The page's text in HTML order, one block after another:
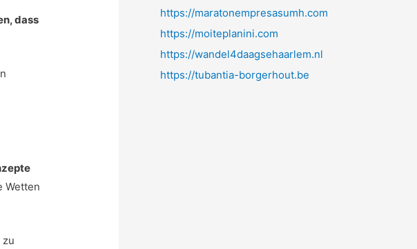
dass
Wetten
zu
https://maratonempresasumh.com
https://moiteplanini.com
https://wandel4daagsehaarlem.nl
https://tubantia-borgerhout.be